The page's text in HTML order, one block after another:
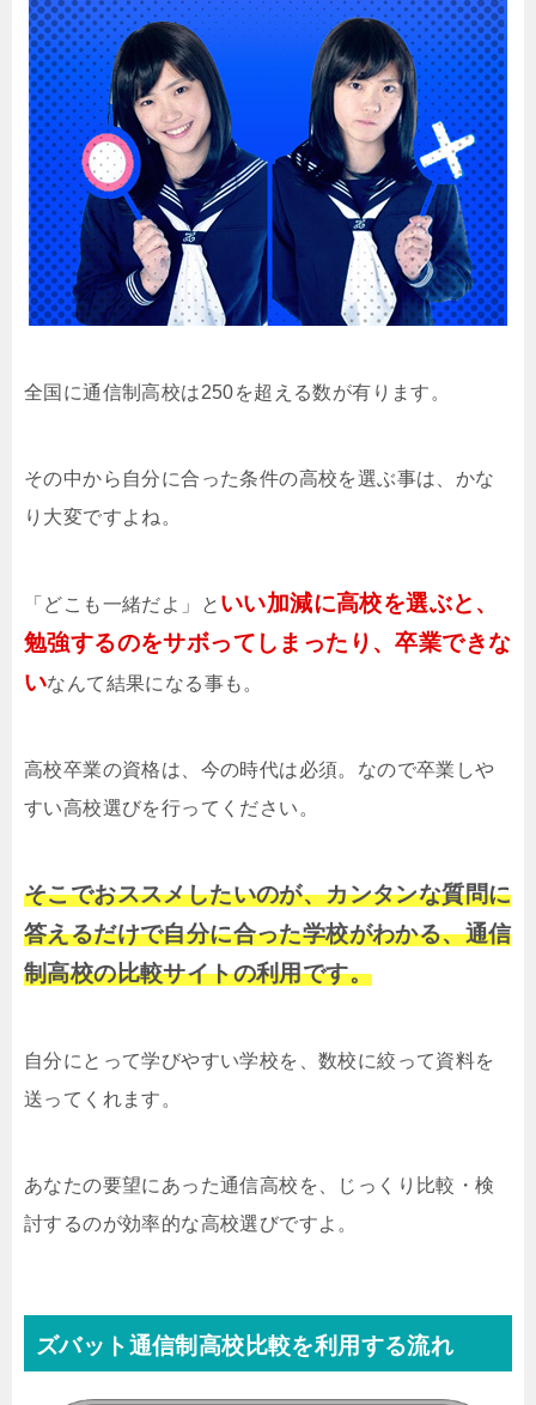
全国に通信制高校は250を超える数が有ります。
その中から自分に合った条件の高校を選ぶ事は、かな
り大変ですよね。
「どこも一緒だよ」と いい加減に高校を選ぶと、
勉強するのをサボってしまったり、卒業できな
いなんて結果になる事も。
高校卒業の資格は、今の時代は必須。なので卒業しや
すい高校選びを行ってください。
そこでおススメしたいのが、カンタンな質問に
答えるだけで自分に合った学校がわかる、通信
制高校の比較サイトの利用です。
自分にとって学びやすい学校を、数校に絞って資料を
送ってくれます。
あなたの要望にあった通信高校を、じっくり比較・検
討するのが効率的な高校選びですよ。
ズバット通信制高校比較を利用する流れ